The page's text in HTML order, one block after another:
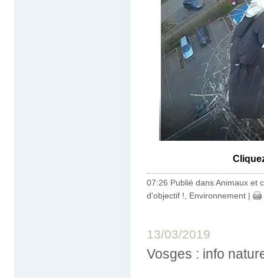
07:26 Publié dansAnimaux et
d'objectif !
Environnement |
13/03/2019
Vosges : info